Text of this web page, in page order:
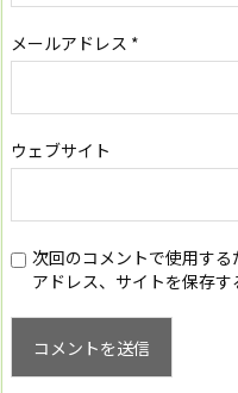
メールアドレス *
ウェブサイト
次回のコメントで使用す
アドレス、サイトを保存す